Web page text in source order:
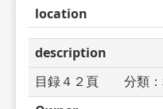
location
description
目録４２頁　　分